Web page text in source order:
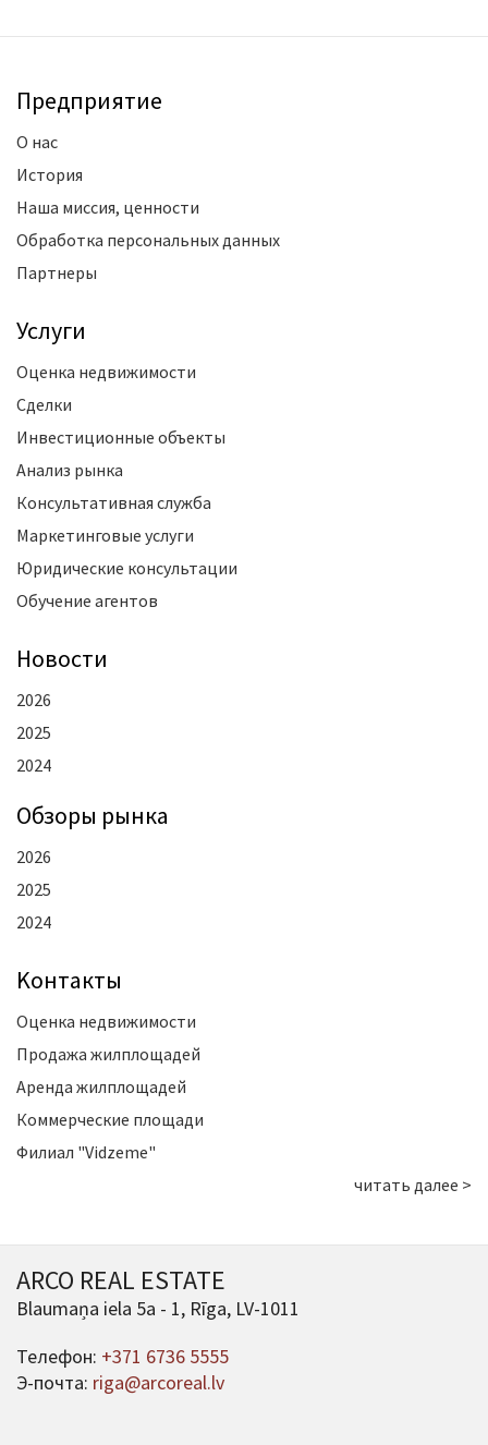
Предприятие
О нас
История
Наша миссия, ценности
Обработка персональных данных
Партнеры
Услуги
Оценка недвижимости
Сделки
Инвестиционные объекты
Анализ рынка
Консультативная служба
Маркетинговые услуги
Юридические консультации
Обучение агентов
Новости
2026
2025
2024
Oбзоры рынка
2026
2025
2024
Kонтакты
Оценка недвижимости
Продажа жилплощадей
Аренда жилплощадей
Коммерческие площади
Филиал "Vidzeme"
читать далее >
ARCO REAL ESTATE
Blaumaņa iela 5a - 1, Rīga, LV-1011
Телефон: +371 6736 5555
Э-почта: riga@arcoreal.lv